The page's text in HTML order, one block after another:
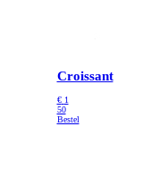
Croissant
€ 1
50
Bestel